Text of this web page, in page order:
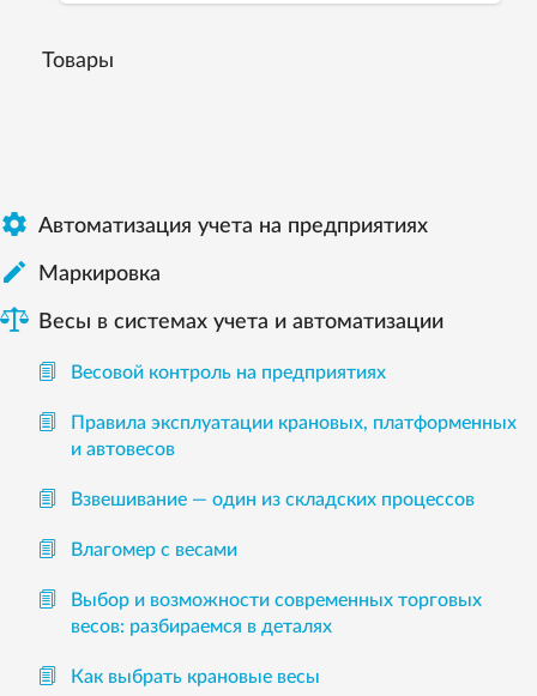
Товары
 Автоматизация учета на предприятиях
 Маркировка
Весы в системах учета и автоматизации
Весовой контроль на предприятиях
Правила эксплуатации крановых, платформенных
и автовесов
Взвешивание — один из складских процессов
Влагомер с весами
Выбор и возможности современных торговых
весов: разбираемся в деталях
Как выбрать крановые весы